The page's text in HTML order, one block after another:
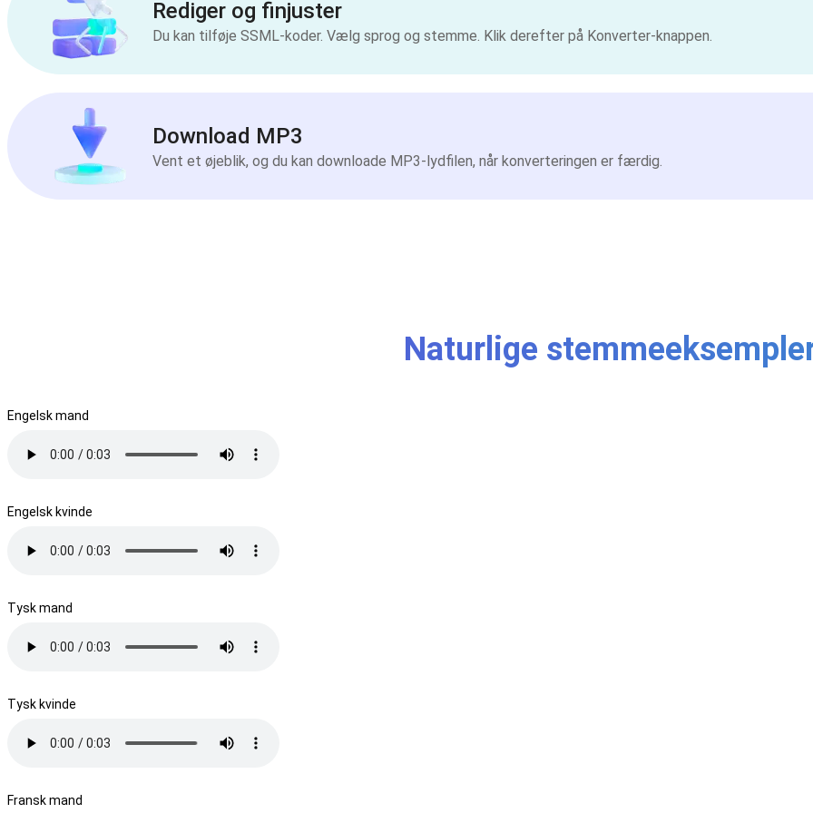
Rediger og finjuster
Du kan tilføje SSML-koder. Vælg sprog og stemme. Klik derefter på Konverter-knappen.
Download MP3
Vent et øjeblik, og du kan downloade MP3-lydfilen, når konverteringen er færdig.
Naturlige
Engelsk mand
Engelsk kvinde
Tysk mand
Tysk kvinde
Fransk mand